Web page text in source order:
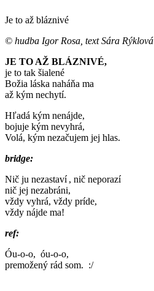
Je to až bláznivé
© hudba Igor Rosa, text Sára Rýklová
JE TO AŽ BLÁZNIVÉ,
je to tak šialené
Božia láska naháňa ma
až kým nechytí.
Hľadá kým nenájde,
bojuje kým nevyhrá,
Volá, kým nezačujem jej hlas.
bridge:
Nič ju nezastaví , nič neporazí
nič jej nezabráni,
vždy vyhrá, vždy príde,
vždy nájde ma!
ref:
Óu-o-o, óu-o-o,
premožený rád som. :/